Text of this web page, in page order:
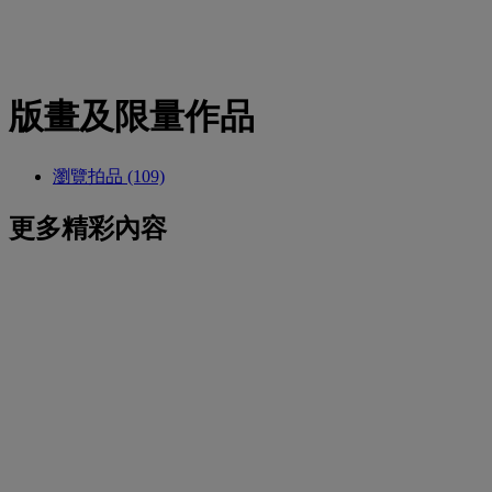
版畫及限量作品
瀏覽拍品 (109)
更多精彩內容